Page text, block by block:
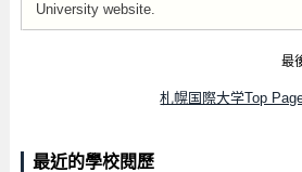
University website.
最
札幌国際大学Top
最近的學校閱歷